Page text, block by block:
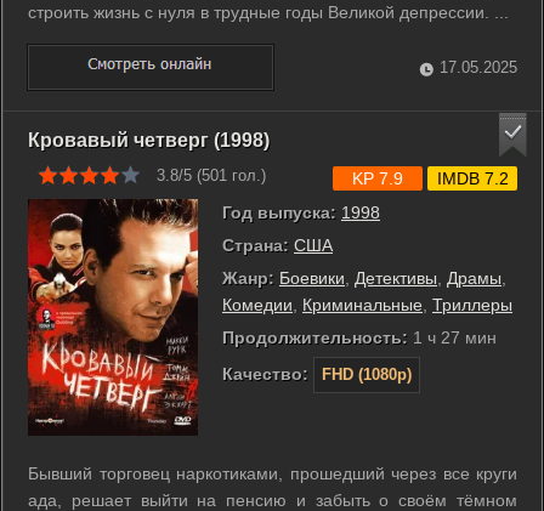
строить жизнь с нуля в трудные годы Великой депрессии. ...
17.05.2025
Кровавый четверг (1998)
3.8/5 (501 гол.)
Год выпуска: 1998
Страна: США
Жанр: Боевики Детективы Драмы
Комедии
Криминальные Триллеры
Продолжительность: 1 ч 27 мин
Качество:
FHD (1080p)
KP 7.9 IMDB 7.2
Бывший торговец наркотиками, прошедший через все круги
ада, решает выйти на пенсию и забыть о своём тёмном